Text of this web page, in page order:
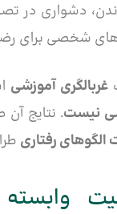
دشواری در
شخصی برای
غربالگری آموزشی
نیست. نتایج آن
رفتاری